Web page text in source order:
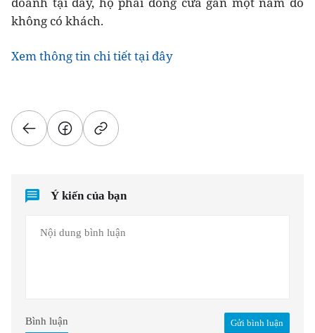
không có khách.
Xem thông tin chi tiết tại đây
Ý kiến của bạn
Gửi bình luận
Bình luận